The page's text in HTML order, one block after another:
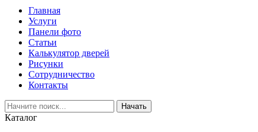
Главная
Услуги
Панели фото
Статьи
Калькулятор дверей
Рисунки
Сотрудничество
Контакты
Начать
Каталог